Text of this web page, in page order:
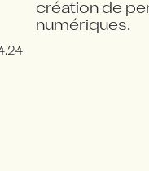
création de
numériques.